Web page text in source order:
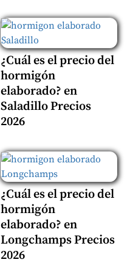
¿Cuál es el precio del
hormigón
elaborado? en
Saladillo Precios
2026
¿Cuál es el precio del
hormigón
elaborado? en
Longchamps Precios
2026